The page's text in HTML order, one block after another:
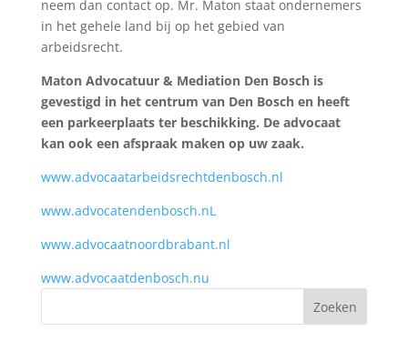
neem dan contact op. Mr. Maton staat ondernemers
in het gehele land bij op het gebied van
arbeidsrecht.
Maton Advocatuur & Mediation Den Bosch is
gevestigd in het centrum van Den Bosch en heeft
een parkeerplaats ter beschikking. De advocaat
kan ook een afspraak maken op uw zaak.
www.advocaatarbeidsrechtdenbosch.nl
www.advocatendenbosch.nL
www.advocaatnoordbrabant.nl
www.advocaatdenbosch.nu